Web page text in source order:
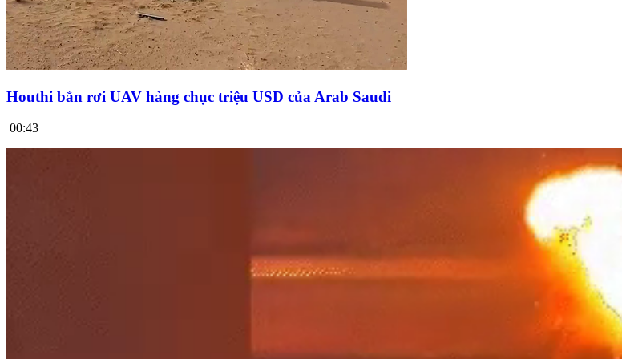
Houthi bắn rơi UAV hàng chục triệu USD của Arab Saudi
00:43